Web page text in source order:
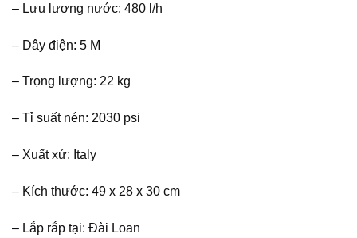
– Lưu lượng nước: 480 l/h
– Dây điện: 5 M
– Trọng lượng: 22 kg
– Tỉ suất nén: 2030 psi
– Xuất xứ: Italy
– Kích thước: 49 x 28 x 30 cm
– Lắp rắp tại: Đài Loan